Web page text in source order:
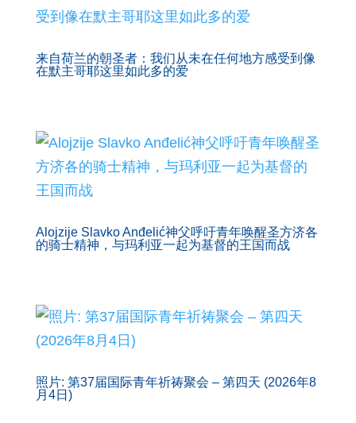
来自荷兰的朝圣者：我们从未在任何地方感受到像
在默主哥耶这里如此多的爱
Alojzije Slavko Anđelić神父呼吁青年唤醒圣方济各
的骑士精神，与玛利亚一起为基督的王国而战
照片: 第37届国际青年祈祷聚会 – 第四天 (2026年8
月4日)